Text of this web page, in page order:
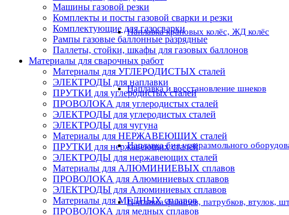
Наплавка крановых колёс, ЖД колёс
Наплавка и восстановление шнеков
Наплавка бил углеразмольного
Наплавка фланцев, патрубков, втулок,
Машины газовой резки
Комплекты и посты газовой сварки и резки
Комплектующие для газосварки
Рампы газовые баллонные разрядные
Паллеты, стойки, шкафы для газовых баллонов
Материалы для сварочных работ
Материалы для УГЛЕРОДИСТЫХ сталей
ЭЛЕКТРОДЫ для наплавки
ПРУТКИ для углеродистых сталей
ПРОВОЛОКА для углеродистых сталей
ЭЛЕКТРОДЫ для углеродистых сталей
ЭЛЕКТРОДЫ для чугуна
Материалы для НЕРЖАВЕЮЩИХ сталей
ПРУТКИ для нержавеющих сталей
ЭЛЕКТРОДЫ для нержавеющих сталей
Материалы для АЛЮМИНИЕВЫХ сплавов
ПРОВОЛОКА для Алюминиевых сплавов
ЭЛЕКТРОДЫ для Алюминиевых сплавов
Материалы для МЕДНЫХ сплавов
ПРОВОЛОКА для медных сплавов